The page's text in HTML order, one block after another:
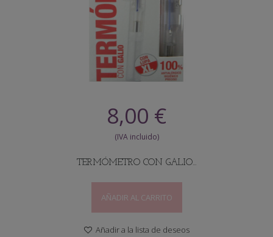
8,00 €
TERMÓMETRO CON GALIO...
AÑADIR AL CARRITO
Añadir a la lista de deseos